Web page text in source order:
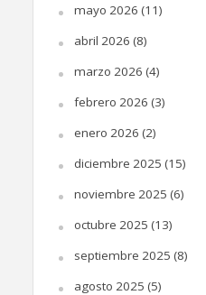
mayo 2026 (11)
abril 2026 (8)
marzo 2026 (4)
febrero 2026 (3)
enero 2026 (2)
diciembre 2025 (15)
noviembre 2025 (6)
octubre 2025 (13)
septiembre 2025 (8)
agosto 2025 (5)